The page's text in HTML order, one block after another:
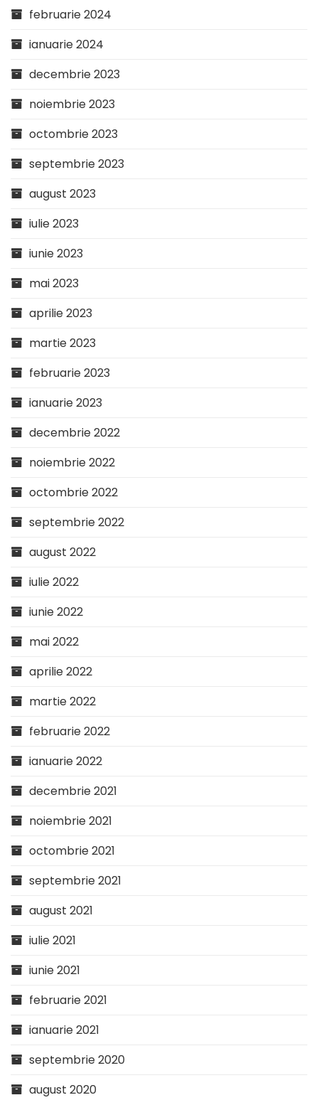
februarie 2024
ianuarie 2024
decembrie 2023
noiembrie 2023
octombrie 2023
septembrie 2023
august 2023
iulie 2023
iunie 2023
mai 2023
aprilie 2023
martie 2023
februarie 2023
ianuarie 2023
decembrie 2022
noiembrie 2022
octombrie 2022
septembrie 2022
august 2022
iulie 2022
iunie 2022
mai 2022
aprilie 2022
martie 2022
februarie 2022
ianuarie 2022
decembrie 2021
noiembrie 2021
octombrie 2021
septembrie 2021
august 2021
iulie 2021
iunie 2021
februarie 2021
ianuarie 2021
septembrie 2020
august 2020